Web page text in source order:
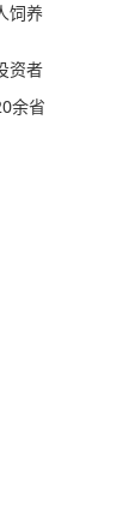
饲养
资者
余省